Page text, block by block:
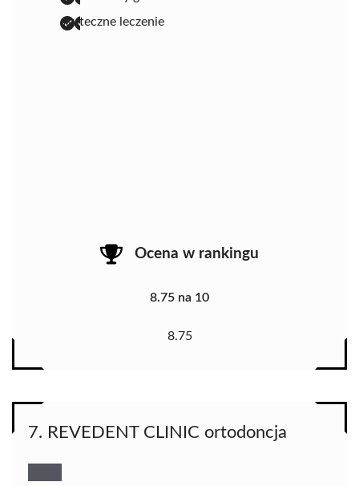
skuteczne leczenie
Ocena w rankingu
8.75 na 10
8.75
7. REVEDENT CLINIC ortodoncja